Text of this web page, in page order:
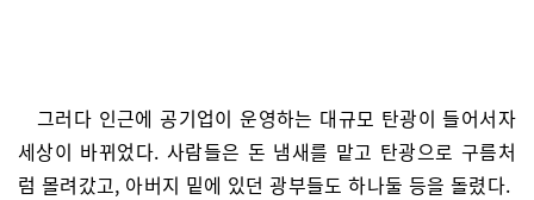
그러다 인근에 공기업이 운영하는 대규모 탄광이 들어서자
세상이 바뀌었다. 사람들은 돈 냄새를 맡고 탄광으로 구름처
럼 몰려갔고, 아버지 밑에 있던 광부들도 하나둘 등을 돌렸다.